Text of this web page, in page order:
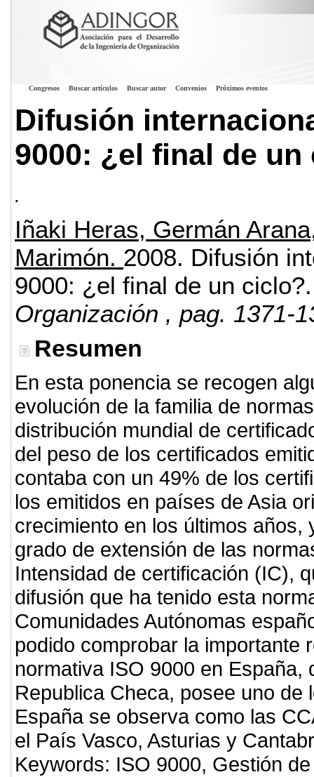
Congresos Buscar artículos Buscar autor Convenios Próximos eventos
Difusión
9000: ¿el final de
.
Iñaki Heras, Germán
Marimón. 2008. Difusión
9000: ¿el final de un ciclo?.
Organización , pag. 1371-
Resumen
En esta ponencia se recogen
evolución de la familia de
distribución mundial de
del peso de los certificados
contaba con un 49% de los
los emitidos en países de Asia
crecimiento en los últimos años,
grado de extensión de las
Intensidad de certificación (IC),
difusión que ha tenido esta
Comunidades Autónomas
podido comprobar la importante
normativa ISO 9000 en
Republica Checa, posee uno
España se observa como las
el País Vasco, Asturias y
Keywords: ISO 9000, Gestión